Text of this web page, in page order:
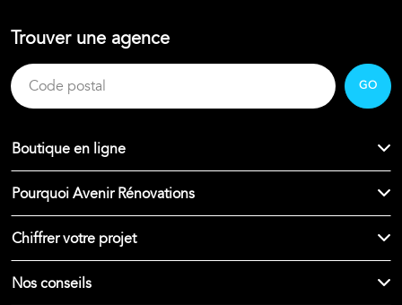
Trouver une agence
GO
Boutique en ligne
Pourquoi Avenir Rénovations
Chiffrer votre projet
Nos conseils